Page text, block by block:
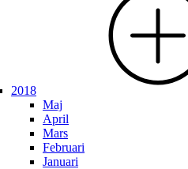
2018
Maj
April
Mars
Februari
Januari